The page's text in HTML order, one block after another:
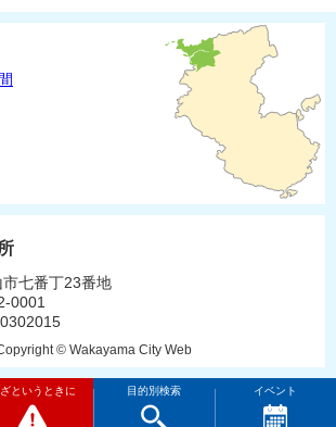
というときに 目的別検索 イベント
七番丁23番地
0001
© Wakayama City Web